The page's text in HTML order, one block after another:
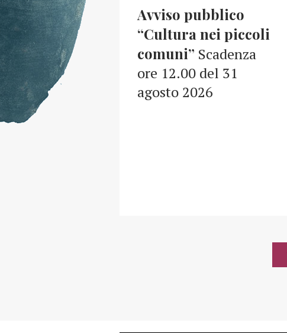
Avviso pubblico
“Cultura nei piccoli
comuni” Scadenza
ore 12.00 del 31
agosto 2026